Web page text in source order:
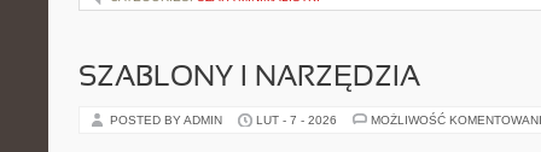
SZABLONY I NARZĘDZIA
POSTED BY ADMIN LUT - 7 - 2026 MOŻLIWOŚĆ